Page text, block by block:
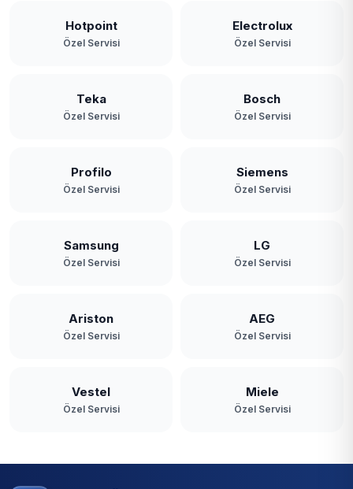
Hotpoint
Özel Servisi
Electrolux
Özel Servisi
Teka
Özel Servisi
Bosch
Özel Servisi
Profilo
Özel Servisi
Siemens
Özel Servisi
Samsung
Özel Servisi
LG
Özel Servisi
Ariston
Özel Servisi
AEG
Özel Servisi
Vestel
Özel Servisi
Miele
Özel Servisi